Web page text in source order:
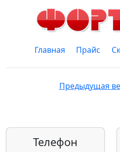
Главная Прайс
Предыдущая
Телефон